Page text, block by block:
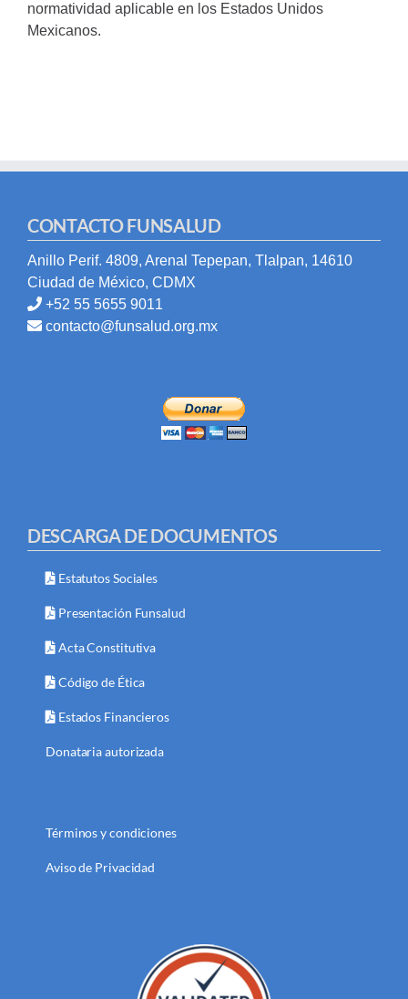
normatividad aplicable en los Estados Unidos
Mexicanos.
CONTACTO FUNSALUD
Anillo Perif. 4809, Arenal Tepepan, Tlalpan, 14610
Ciudad de México, CDMX
+52 55 5655 9011
contacto@funsalud.org.mx
DESCARGA DE DOCUMENTOS
Estatutos Sociales
Presentación Funsalud
Acta Constitutiva
Código de Ética
Estados Financieros
Donataria autorizada
Términos y condiciones
Aviso de Privacidad